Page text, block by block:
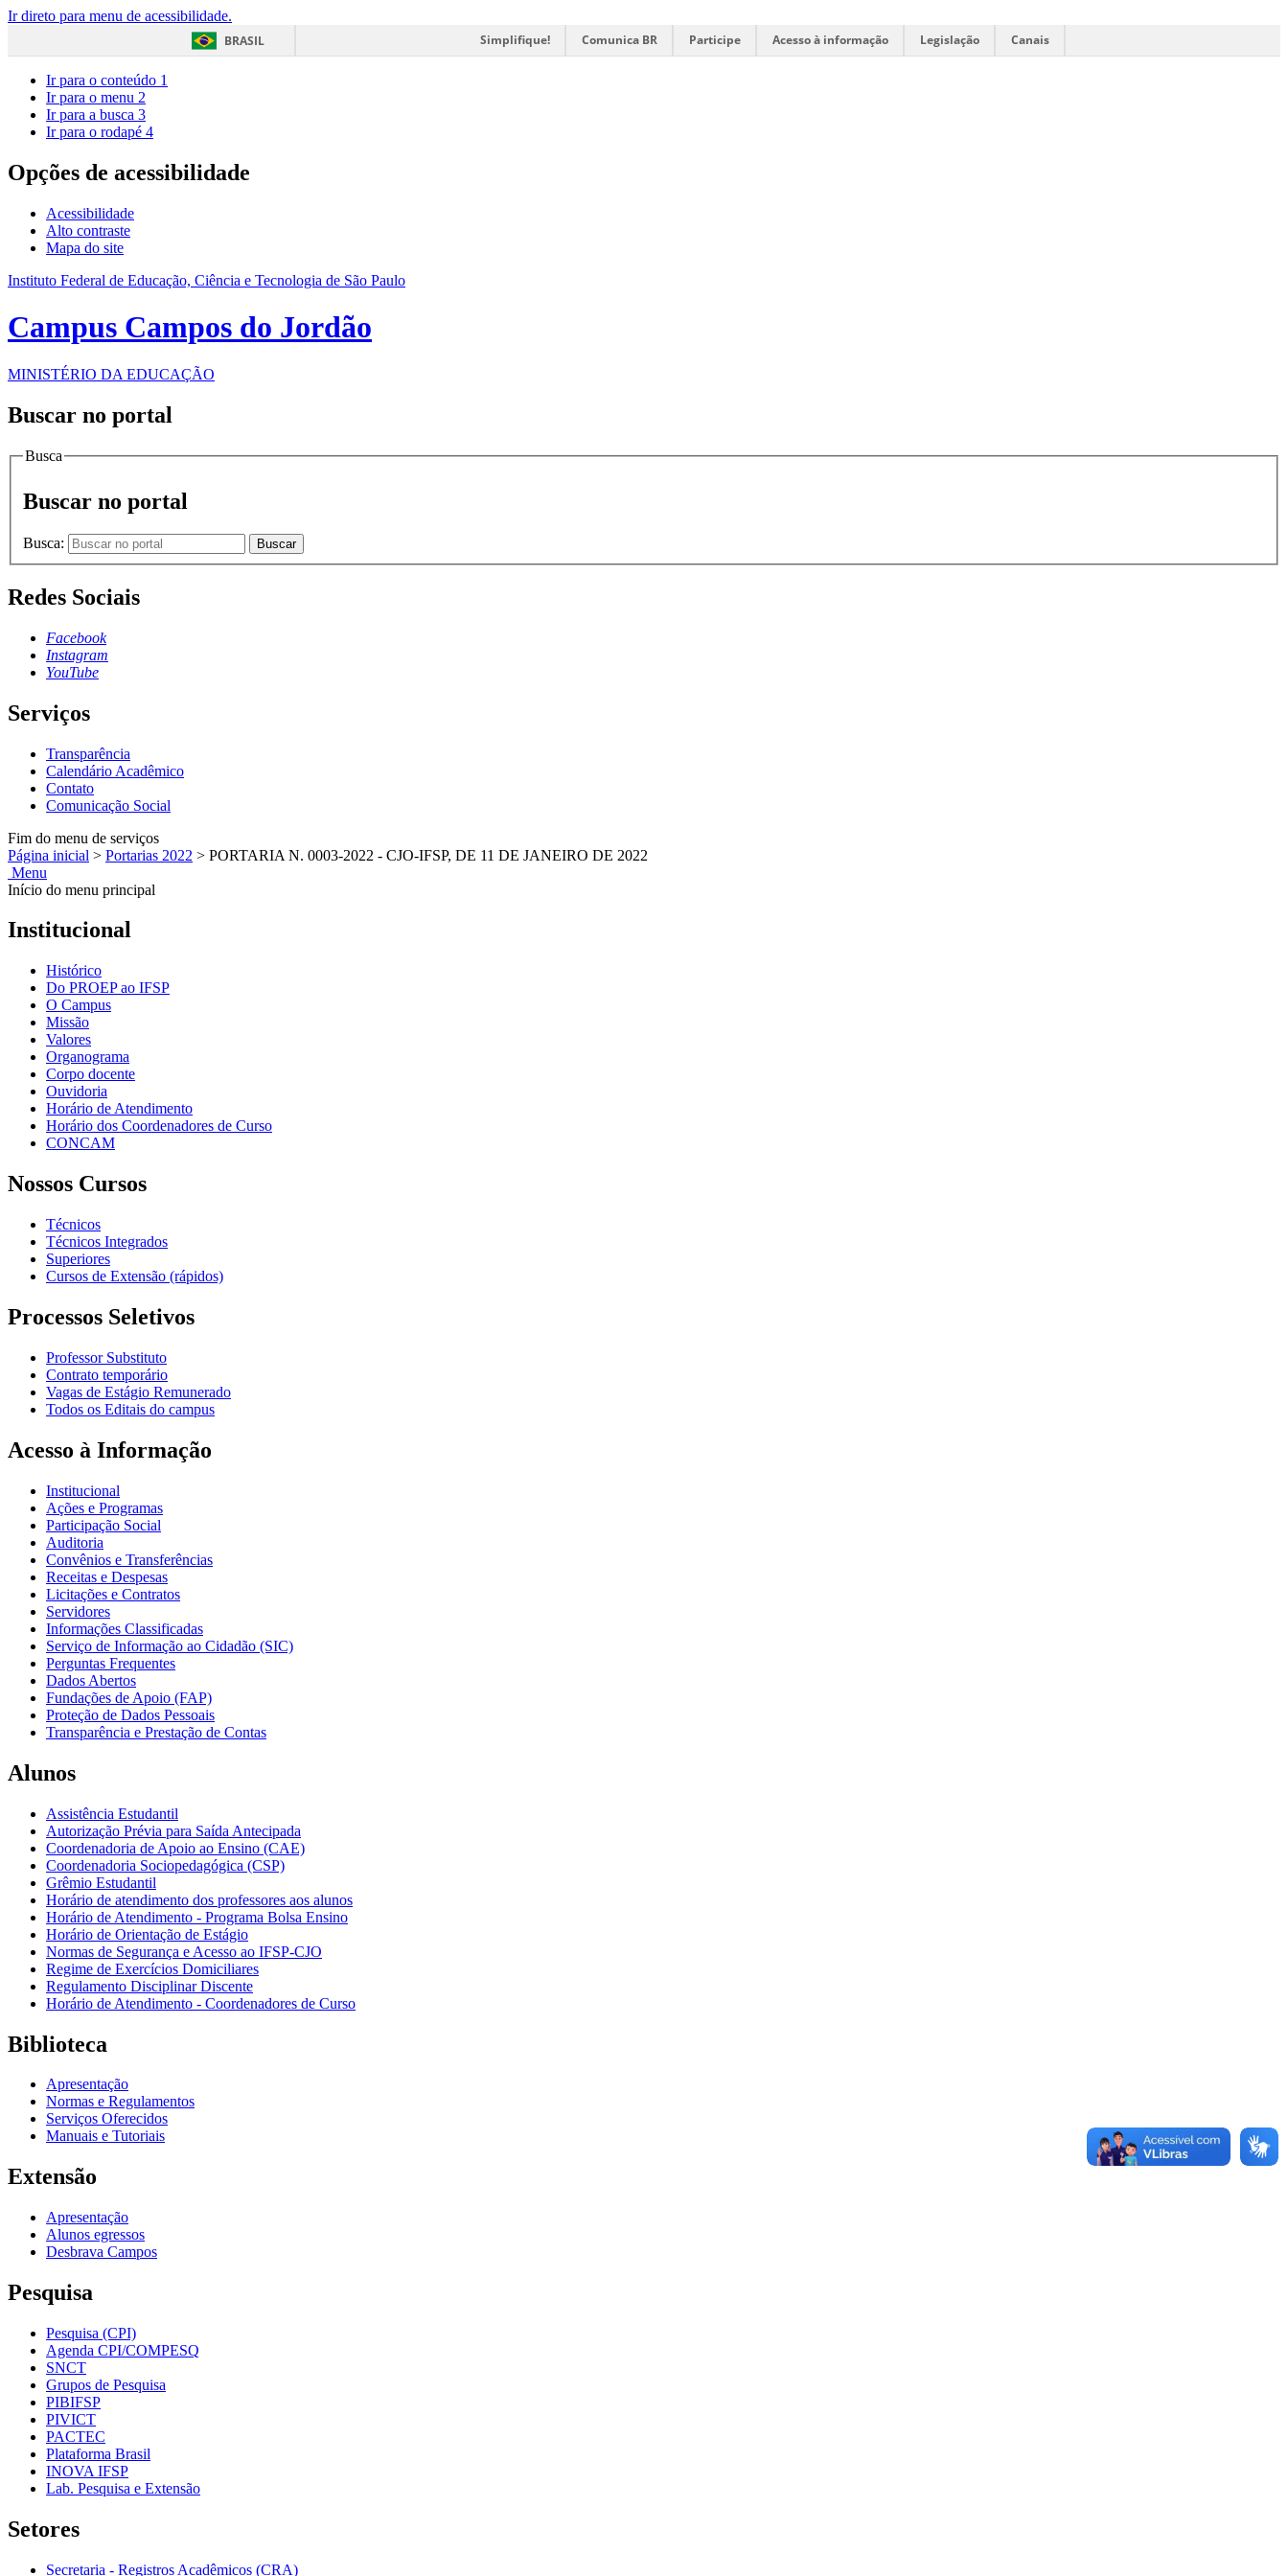
Ir direto para menu de acessibilidade.
BRASIL
Simplifique! Comunica BR Participe Acesso à informação Legislação Canais
Ir para o conteúdo 1
Ir para o menu 2
Ir para a busca 3
Ir para o rodapé 4
Opções de acessibilidade
Acessibilidade
Alto contraste
Mapa do site
Instituto Federal de Educação, Ciência e Tecnologia de São Paulo
Campus Campos do Jordão
MINISTÉRIO DA EDUCAÇÃO
Buscar no portal
Busca
Buscar no portal
Busca: Buscar
Redes Sociais
Facebook
Instagram
YouTube
Serviços
Transparência
Calendário Acadêmico
Contato
Comunicação Social
Fim do menu de serviços
Página inicial > Portarias 2022 > PORTARIA N. 0003-2022 - CJO-IFSP, DE 11 DE JANEIRO DE 2022
Menu
Início do menu principal
Institucional
Histórico
Do PROEP ao IFSP
O Campus
Missão
Valores
Organograma
Corpo docente
Ouvidoria
Horário de Atendimento
Horário dos Coordenadores de Curso
CONCAM
Nossos Cursos
Técnicos
Técnicos Integrados
Superiores
Cursos de Extensão (rápidos)
Processos Seletivos
Professor Substituto
Contrato temporário
Vagas de Estágio Remunerado
Todos os Editais do campus
Acesso à Informação
Institucional
Ações e Programas
Participação Social
Auditoria
Convênios e Transferências
Receitas e Despesas
Licitações e Contratos
Servidores
Informações Classificadas
Serviço de Informação ao Cidadão (SIC)
Perguntas Frequentes
Dados Abertos
Fundações de Apoio (FAP)
Proteção de Dados Pessoais
Transparência e Prestação de Contas
Alunos
Assistência Estudantil
Autorização Prévia para Saída Antecipada
Coordenadoria de Apoio ao Ensino (CAE)
Coordenadoria Sociopedagógica (CSP)
Grêmio Estudantil
Horário de atendimento dos professores aos alunos
Horário de Atendimento - Programa Bolsa Ensino
Horário de Orientação de Estágio
Normas de Segurança e Acesso ao IFSP-CJO
Regime de Exercícios Domiciliares
Regulamento Disciplinar Discente
Horário de Atendimento - Coordenadores de Curso
Biblioteca
Apresentação
Normas e Regulamentos
Serviços Oferecidos
Manuais e Tutoriais
Extensão
Apresentação
Alunos egressos
Desbrava Campos
Pesquisa
Pesquisa (CPI)
Agenda CPI/COMPESQ
SNCT
Grupos de Pesquisa
PIBIFSP
PIVICT
PACTEC
Plataforma Brasil
INOVA IFSP
Lab. Pesquisa e Extensão
Setores
Secretaria - Registros Acadêmicos (CRA)